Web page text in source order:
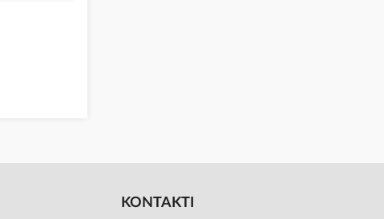
KONTAKTI